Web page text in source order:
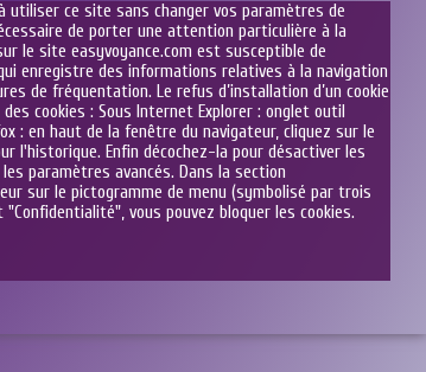
utiliser ce site sans changer vos paramètres de
de porter une attention particulière à la
le site easyvoyance.com est susceptible de
enregistre des informations relatives à la navigation
de fréquentation. Le refus d’installation d’un cookie
cookies : Sous Internet Explorer : onglet outil
: en haut de la fenêtre du navigateur, cliquez sur le
l'historique. Enfin décochez-la pour désactiver les
paramètres avancés. Dans la section
sur le pictogramme de menu (symbolisé par trois
vous pouvez bloquer les cookies.